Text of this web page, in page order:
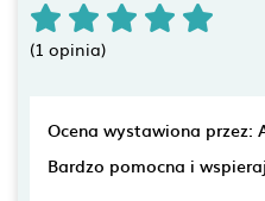
(1 opinia)
Ocena wystawiona przez:
Bardzo pomocna i